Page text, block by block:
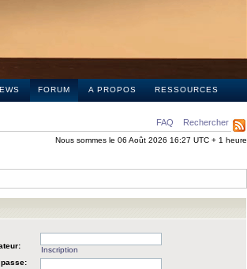
FORUM A PROPOS RESSOURCES
FAQ Rechercher
Nous sommes le 06 Août 2026 16:27 UTC + 1 heure
Inscription
passe: